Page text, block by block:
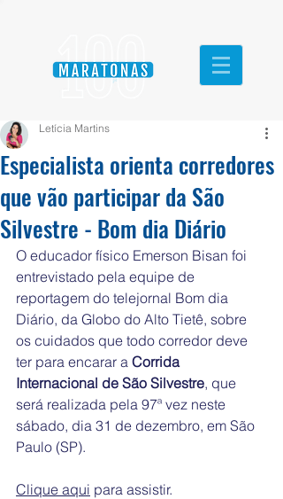
Especialista orienta corredores
que vão participar da São
Silvestre - Bom dia Diário
Letícia Martins
O educador físico Emerson Bisan foi
entrevistado pela equipe de
reportagem do telejornal Bom dia
Diário, da Globo do Alto Tietê, sobre
os cuidados que todo corredor deve
ter para encarar a Corrida
Internacional de São Silvestre, que
será realizada pela 97ª vez neste
sábado, dia 31 de dezembro, em São
Paulo (SP).
Clique aqui para assistir.